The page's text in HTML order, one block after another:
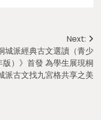
Next:
城派經典古文選讀（青少
版）》首發 為學生展現桐
派古文找九宮格共享之美